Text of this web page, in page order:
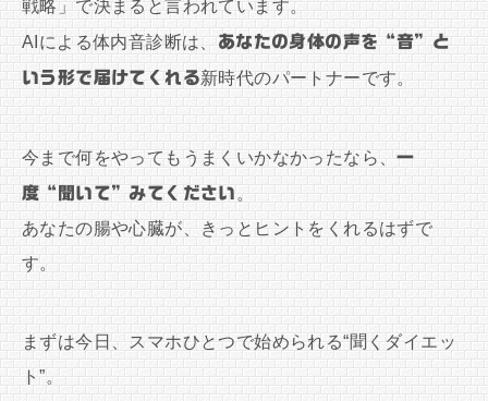
戦略」で決まると言われています。
AIによる体内音診断は、
あなたの身体の声を“音”と
いう形で届けてくれる新時代のパートナーです。
今まで何をやってもうまくいかなかったなら、一
度“聞いて”みてください 。
あなたの腸や心臓が、きっとヒントをくれるはずで
す。
まずは今日、スマホひとつで始められる“聞くダイエッ
ト”。